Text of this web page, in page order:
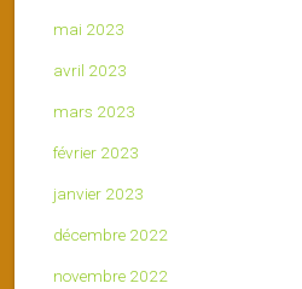
mai 2023
avril 2023
mars 2023
février 2023
janvier 2023
décembre 2022
novembre 2022